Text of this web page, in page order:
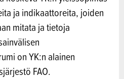
ja indikaattoreita, joiden
mitata ja tietoja
on YK:n alainen
FAO.